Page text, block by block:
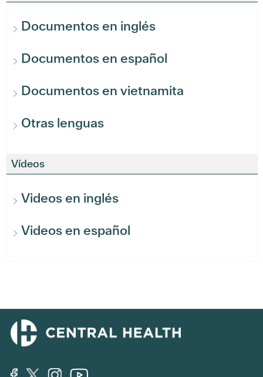
Documentos en inglés
Documentos en español
Documentos en vietnamita
Otras lenguas
Vídeos
Videos en inglés
Videos en español